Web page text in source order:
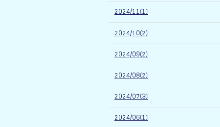
2024/11(1)
2024/10(2)
2024/09(2)
2024/08(2)
2024/07(3)
2024/06(1)